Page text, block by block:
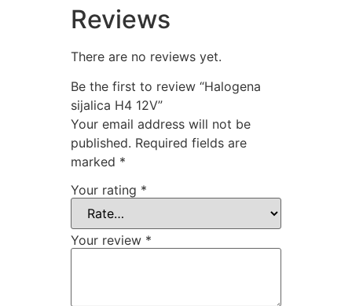
Reviews
There are no reviews yet.
Be the first to review “Halogena
sijalica H4 12V”
Your email address will not be
published. Required fields are
marked *
Your rating *
Your review *